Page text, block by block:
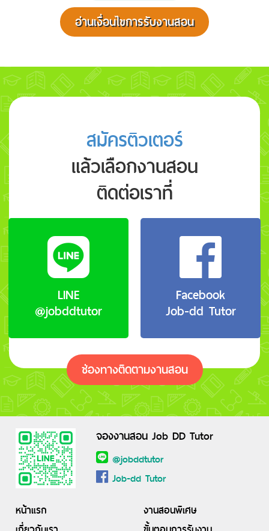
อ่านเงื่อนไขการรับงานสอน
สมัครติวเตอร์
แล้วเลือกงานสอน
ติดต่อเราที่
LINE
@jobddtutor
Facebook
Job-dd Tutor
ช่องทางติดตามงานสอน
จองงานสอน Job DD Tutor
@jobddtutor
Job-dd Tutor
หน้าแรก
งานสอนพิเศษ